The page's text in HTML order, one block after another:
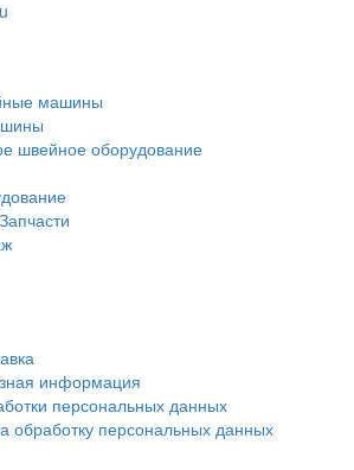
машины
швейное оборудование
информация
персональных данных
обработку персональных данных